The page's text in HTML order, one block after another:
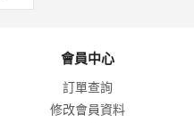
會員中心
訂單查詢
修改會員資料